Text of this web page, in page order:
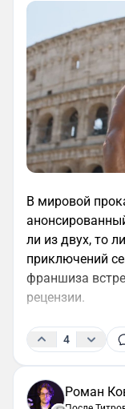
В мировой
ли из двух, то
приключений
франшиза
рецензии.
4
Роман